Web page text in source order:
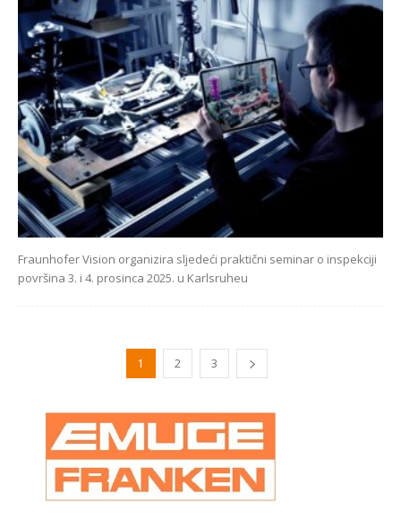
Fraunhofer Vision organizira sljedeći praktični seminar o inspekciji
površina 3. i 4. prosinca 2025. u Karlsruheu
1 2 3